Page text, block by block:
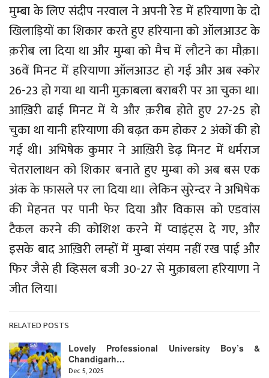
मुम्बा के लिए संदीप नरवाल ने अपनी रेड में हरियाणा के दो
खिलाड़ियों का शिकार करते हुए हरियाना को ऑलआउट के
क़रीब ला दिया था और मुम्बा को मैच में लौटने का मौक़ा।
36वें मिनट में हरियाणा ऑलआउट हो गई और अब स्कोर
26-23 हो गया था यानी मुक़ाबला बराबरी पर आ चुका था।
आख़िरी ढाई मिनट में ये और क़रीब होते हुए 27-25 हो
चुका था यानी हरियाणा की बढ़त कम होकर 2 अंकों की हो
गई थी। अभिषेक कुमार ने आख़िरी डेढ़ मिनट में धर्मराज
चेतरालाथन को शिकार बनाते हुए मुम्बा को अब बस एक
अंक के फ़ासले पर ला दिया था। लेकिन सुरेन्दर ने अभिषेक
की मेहनत पर पानी फेर दिया और विकास को एडवांस
टैकल करने की कोशिश करने में प्वाइंट्स दे गए, और
इसके बाद आख़िरी लम्हों में मुम्बा संयम नहीं रख पाई और
फिर जैसे ही व्हिसल बजी 30-27 से मुक़ाबला हरियाणा ने
जीत लिया।
RELATED POSTS
Lovely Professional University Boy’s &
Chandigarh…
Dec 5, 2025